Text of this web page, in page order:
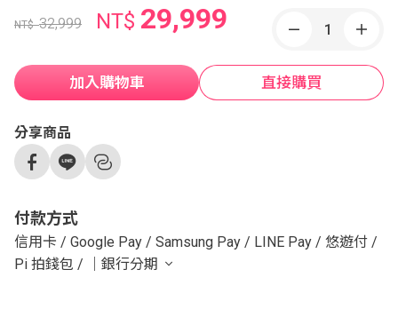
NT$32,999 NT$ 29,999
加入購物車 直接購買
分享商品
付款方式
信用卡 / Google Pay / Samsung Pay / LINE Pay / 悠遊付 /
Pi 拍錢包 / ｜銀行分期